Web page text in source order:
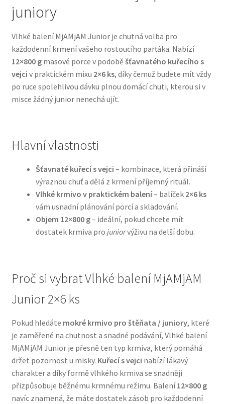
Bozita pro psy — Švédské krmivo s nordickou kvalitou
Brit pro psy
Granule pro psy
Natural Trainer pro psy — Italské krmivo s
Happy Dog — Německá kvalita a přirozené složení
Hill’s pro psy
Hračky pro psy
Konzervy a kapsičky pro psy
Oblečky pro psy
Pamlsky pro psy
Pelíšky pro psy
Ortopedické pelíšky
Přepravky pro psy
juniory
Vlhké balení MjAMjAM Junior je chutná volba pro
každodenní krmení vašeho rostoucího parťáka. Nabízí
12×800 gmasové porce v podoběšťavnatého kuřecího s
vejci v praktickém mixu 2×6 ks, díky čemuž budete mít vždy
po ruce spolehlivou dávku plnou domácí chuti, kterou si v
misce žádný junior nenechá ujít.
Hlavní vlastnosti
Šťavnaté kuřecí s vejci – kombinace, která přináší
výraznou chuť a dělá z krmení příjemný rituál.
Vlhké krmivo v praktickém balení– balíček 2×6 ks
vám usnadní plánování porcí a skladování.
Objem 12×800 g– ideální, pokud chcete mít
dostatek krmiva pro juniorvýživu na delší dobu.
Proč si vybrat Vlhké balení MjAMjAM
Junior 2×6 ks
Pokud hledáte mokré krmivo pro štěňata / juniory, které
je zaměřené na chutnost a snadné podávání, Vlhké balení
MjAMjAM Junior je přesně ten typ krmiva, který pomáhá
držet pozornost u misky. Kuřecí s vejci nabízí lákavý
charakter a díky formě vlhkého krmiva se snadněji
přizpůsobuje běžnému krmnému režimu. Balení12×800 g
navíc znamená, že máte dostatek zásob pro každodenní